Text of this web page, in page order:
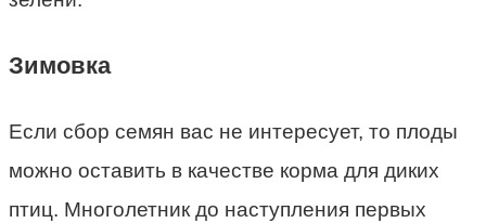
Зимовка
Если сбор семян вас не интересует, то плоды
можно оставить в качестве корма для диких
птиц. Многолетник до наступления первых